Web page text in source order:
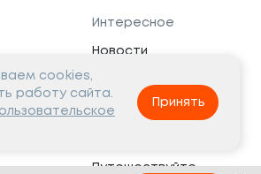
Интересное
Новости
Вакансии
Социальная жизнь
Путешествуйте
cookies,
работу сайта.
Принять